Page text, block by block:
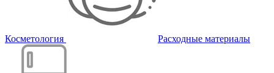
Косметология Расходные материалы